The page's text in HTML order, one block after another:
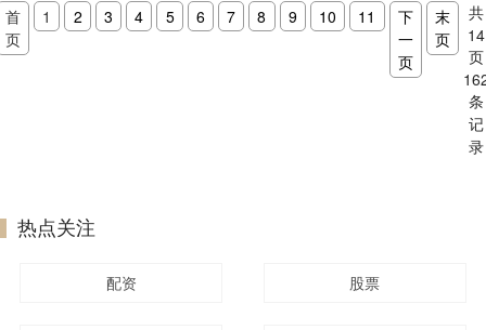
首
页
1 2 3 4 5 6 7 8 9 10 11
下
一
页
末
页
共
14
页
条
记
录
热点关注
配资 股票